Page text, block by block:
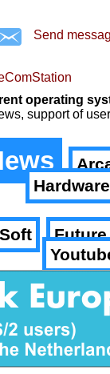
Send
operating
support of
Hardware
Future